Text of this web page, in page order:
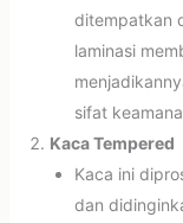
ditempatkan
laminasi
sifat
Kaca Tempered
Kaca ini
dan